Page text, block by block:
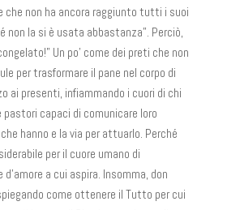
che non ha ancora raggiunto tutti i suoi
non la si è usata abbastanza”. Perciò,
Un po’ come dei preti che non
per trasformare il pane nel corpo di
ai presenti, infiammando i cuori di chi
capaci di comunicare loro
hanno e la via per attuarlo. Perché
per il cuore umano di
a cui aspira. Insomma, don
come ottenere il Tutto per cui